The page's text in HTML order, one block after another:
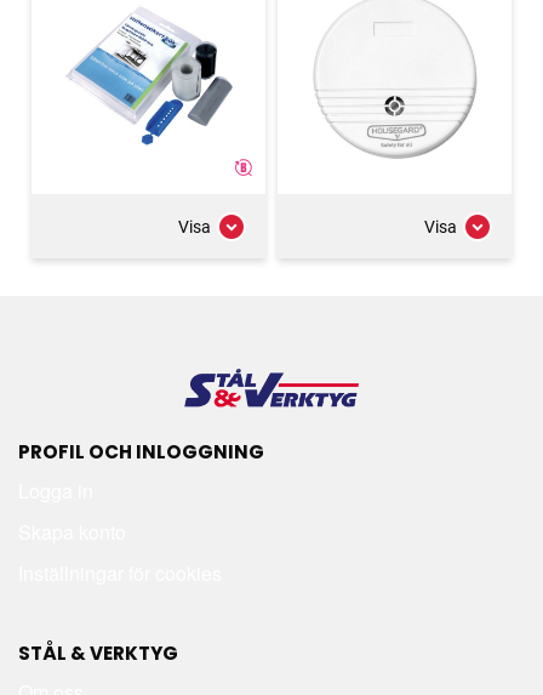
Visa Visa
PROFIL OCH INLOGGNING
STÅL & VERKTYG